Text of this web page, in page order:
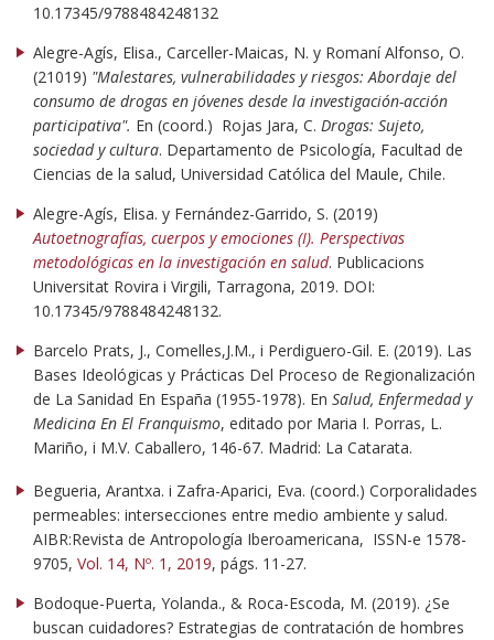
10.17345/9788484248132
Alegre-Agís, Elisa., Carceller-Maicas, N. y Romaní Alfonso, O.
(21019) "Malestares, vulnerabilidades y riesgos: Abordaje del
consumo de drogas en jóvenes desde la investigación-acción
participativa". En (coord.) Rojas Jara, C. Drogas: Sujeto,
sociedad y cultura. Departamento de Psicología, Facultad de
Ciencias de la salud, Universidad Católica del Maule, Chile.
Alegre-Agís, Elisa. y Fernández-Garrido, S. (2019)
Autoetnografías, cuerpos y emociones (I). Perspectivas
metodológicas en la investigación en salud. Publicacions
Universitat Rovira i Virgili, Tarragona, 2019. DOI:
10.17345/9788484248132.
Barcelo Prats, J., Comelles,J.M., i Perdiguero-Gil. E. (2019). Las
Bases Ideológicas y Prácticas Del Proceso de Regionalización
de La Sanidad En España (1955-1978). En Salud, Enfermedad y
Medicina En El Franquismo, editado por Maria I. Porras, L.
Mariño, i M.V. Caballero, 146-67. Madrid: La Catarata.
Begueria, Arantxa. i Zafra-Aparici, Eva. (coord.) Corporalidades
permeables: intersecciones entre medio ambiente y salud.
AIBR:Revista de Antropología Iberoamericana, ISSN-e 1578-
9705, Vol. 14, Nº. 1, 2019, págs. 11-27.
Bodoque-Puerta, Yolanda., & Roca-Escoda, M. (2019). ¿Se
buscan cuidadores? Estrategias de contratación de hombres